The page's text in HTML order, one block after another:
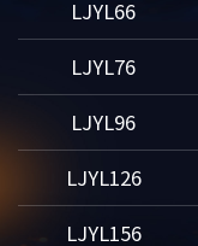
LJYL66
LJYL76
LJYL96
LJYL126
LJYL156